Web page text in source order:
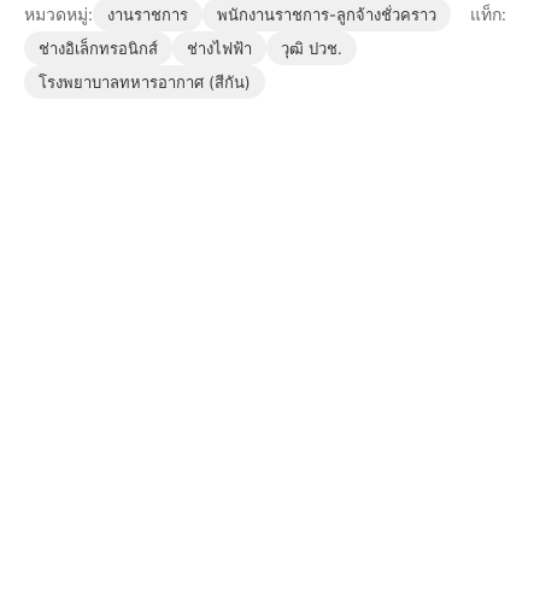
หมวดหมู่: งานราชการ พนักงานราชการ-ลูกจ้างชั่วคราว แท็ก:
ช่างอิเล็กทรอนิกส์ ช่างไฟฟ้า
วุฒิ ปวช.
โรงพยาบาลทหารอากาศ (สีกัน)